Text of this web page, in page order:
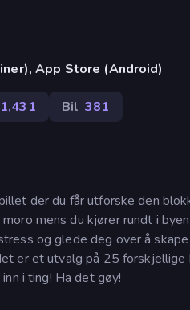
App Store (Android)
1,431 Bil 381
der du får utforske den
mens du kjører rundt i
og glede deg over å
er et utvalg på 25
i ting! Ha det gøy!